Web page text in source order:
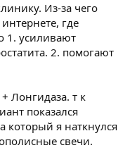
Из-за чего
где
1. усиливают
2. помогают
Лонгидаза. т к
показался
который я наткнулся
свечи.